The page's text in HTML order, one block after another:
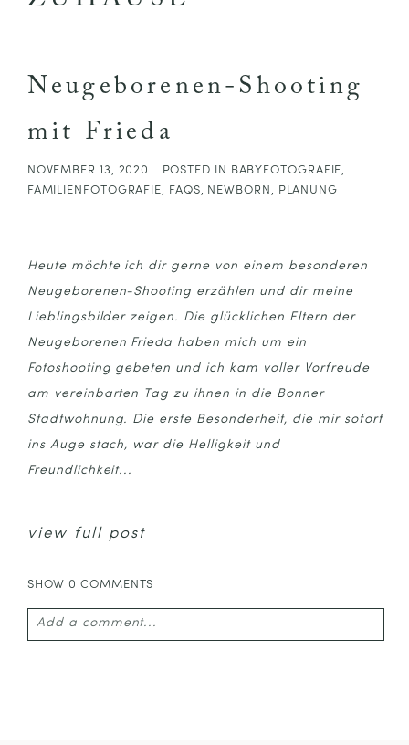
Neugeborenen-Shooting
mit Frieda
NOVEMBER 13, 2020 POSTED IN BABYFOTOGRAFIE,
FAMILIENFOTOGRAFIE, FAQS, NEWBORN , PLANUNG
Heute möchte ich dir gerne von einem besonderen
Neugeborenen-Shooting erzählen und dir meine
Lieblingsbilder zeigen. Die glücklichen Eltern der
Neugeborenen Frieda haben mich um ein
Fotoshooting gebeten und ich kam voller Vorfreude
am vereinbarten Tag zu ihnen in die Bonner
Stadtwohnung. Die erste Besonderheit, die mir sofort
ins Auge stach, war die Helligkeit und
Freundlichkeit...
view full post
SHOW 0 COMMENTS
Add a comment...